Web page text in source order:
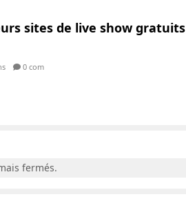
sites de live show gratuits
0 com
fermés.